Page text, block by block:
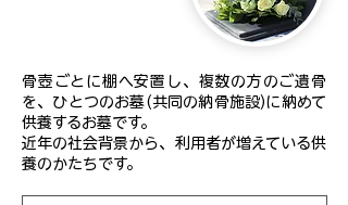
骨壺ごとに棚へ安置し、複数の方のご遺骨
を、ひとつのお墓(共同の納骨施設)に納めて
供養するお墓です。
近年の社会背景から、利用者が増えている供
養のかたちです。